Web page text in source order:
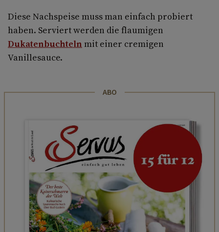
Diese Nachspeise muss man einfach probiert
haben. Serviert werden die flaumigen
Dukatenbuchteln mit einer cremigen
Vanillesauce.
ABO